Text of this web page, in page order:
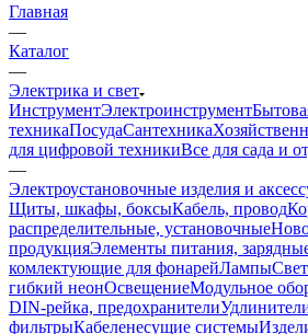
Главная
—
Каталог
—
Электрика и свет
ИнструментЭлектроинструмент
техникаПосудаСантехника
для цифровой техникиВсе для сада и
—
Электроустановочные изделия и
Щиты, шкафы, боксыКабель, провод
распределительные, установочные
продукцияЭлементы питания,
комлектующие для фонарейЛампы
гибкий неонОсвещениеМодульное
DIN-рейка, предохранители
фильтрыКабеленесущие системы